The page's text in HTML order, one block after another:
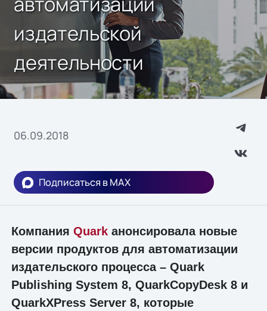
издательской
деятельности
06.09.2018
Подписаться в MAX
Компания Quarkанонсировала новые
версии продуктов для автоматизации
издательского процесса – Quark
Publishing System 8, QuarkCopyDesk 8 и
QuarkXPress Server 8, которые